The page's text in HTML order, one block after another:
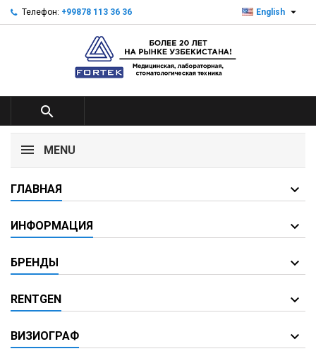
Телефон: +99878 113 36 36 English 

MENU
ГЛАВНАЯ
ИНФОРМАЦИЯ
БРЕНДЫ
RENTGEN
ВИЗИОГРАФ